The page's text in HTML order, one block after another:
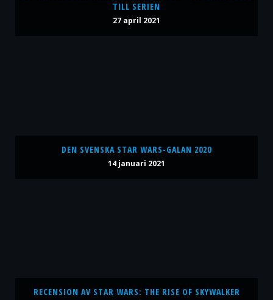
TILL SERIEN
27 april 2021
DEN SVENSKA STAR WARS-GALAN 2020
14 januari 2021
RECENSION AV STAR WARS: THE RISE OF SKYWALKER